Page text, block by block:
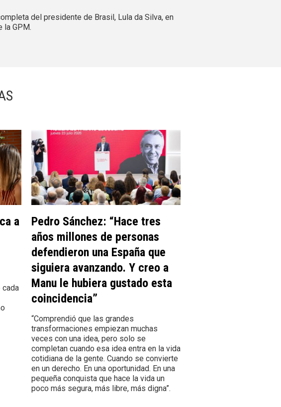
del presidente de Brasil, Lula da Silva, en
la GPM.
a
cada
Pedro Sánchez: “Hace tres
años millones de personas
defendieron una España que
siguiera avanzando. Y creo a
Manu le hubiera gustado esta
coincidencia”
“Comprendió que las grandes
transformaciones empiezan muchas
veces con una idea, pero solo se
completan cuando esa idea entra en la vida
cotidiana de la gente. Cuando se convierte
en un derecho. En una oportunidad. En una
pequeña conquista que hace la vida un
poco más segura, más libre, más digna”.